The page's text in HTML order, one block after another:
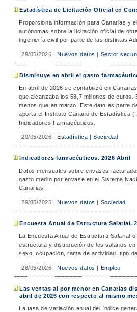
Estadística de Licitación Oficial en
Proporciona información para Canarias y
autónomas sobre la licitación oficial de
ingeniería civil por parte de las distintas
29/05/2026 |Nuevos datos | Sector
Disminuye en abril el gasto
En abril de 2026 se contabilizó en
que alcanzaba los 58,7 millones de euros.
menos que en marzo. Este dato es parte
aporta el Instituto Canario de Estadística
Indicadores Farmacéuticos.
29/05/2026 |Estadística | Sociedad
Indicadores farmacéuticos. 2026 Abril
Datos mensuales sobre envases
gasto medio por envase en el Sistema
Canarias.
29/05/2026 |Nuevos datos | Sociedad
Encuesta Anual de Estructura Salarial.
La Encuesta Anual de Estructura Salarial
estructura y distribución de los salarios
sexo, ocupación, rama de actividad, tipo
28/05/2026 |Nuevos datos | Empleo
Las ventas al por menor en Canarias
abril de 2026 con respecto al mismo
La tasa de variación anual del índice